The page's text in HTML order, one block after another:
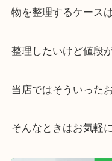
・ご相談はお気軽に